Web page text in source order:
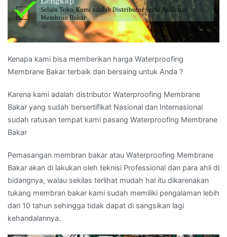
Kenapa kami bisa memberikan harga Waterproofing
Membrane Bakar terbaik dan bersaing untuk Anda ?
Karena kami adalah distributor Waterproofing Membrane
Bakar yang sudah bersertifikat Nasional dan Internasional
sudah ratusan tempat kami pasang Waterproofing Membrane
Bakar
Pemasangan membran bakar atau Waterproofing Membrane
Bakar akan di lakukan oleh teknisi Professional dan para ahli di
bidangnya, walau sekilas terlihat mudah hal itu dikarenakan
tukang membran bakar kami sudah memiliki pengalaman lebih
dari 10 tahun sehingga tidak dapat di sangsikan lagi
kehandalannya.